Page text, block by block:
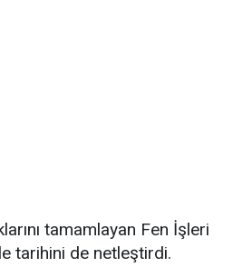
tamamlayan Fen İşleri
tarihini de netleştirdi.